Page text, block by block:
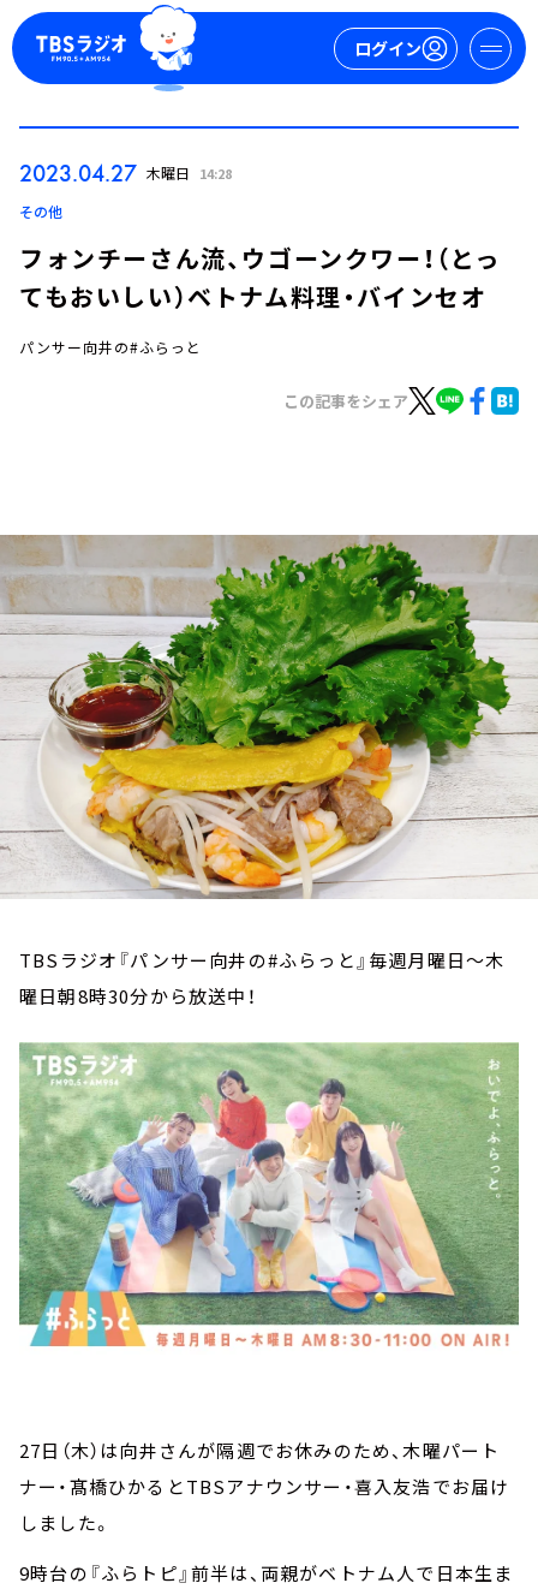
ログイン
お知らせ
イベント・グッズ
YouTube
会社情報
2023.04.27 木曜日 14:28
その他
フォンチーさん流、ウゴーンクワー！（とっ
てもおいしい）ベトナム料理・バインセオ
パンサー向井の#ふらっと
この記事をシェア
TBSラジオ『パンサー向井の#ふらっと』毎週月曜日～木
曜日朝8時30分から放送中！
27日（木）は向井さんが隔週でお休みのため、木曜パート
ナー・髙橋ひかるとTBSアナウンサー・喜入友浩でお届け
しました。
9時台の『ふらトピ』前半は、両親がベトナム人で日本生ま